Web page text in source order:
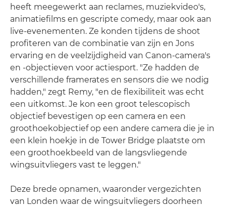
heeft meegewerkt aan reclames, muziekvideo's,
animatiefilms en gescripte comedy, maar ook aan
live-evenementen. Ze konden tijdens de shoot
profiteren van de combinatie van zijn en Jons
ervaring en de veelzijdigheid van Canon-camera's
en -objectieven voor actiesport. "Ze hadden de
verschillende framerates en sensors die we nodig
hadden," zegt Remy, "en de flexibiliteit was echt
een uitkomst. Je kon een groot telescopisch
objectief bevestigen op een camera en een
groothoekobjectief op een andere camera die je in
een klein hoekje in de Tower Bridge plaatste om
een groothoekbeeld van de langsvliegende
wingsuitvliegers vast te leggen."
Deze brede opnamen, waaronder vergezichten
van Londen waar de wingsuitvliegers doorheen